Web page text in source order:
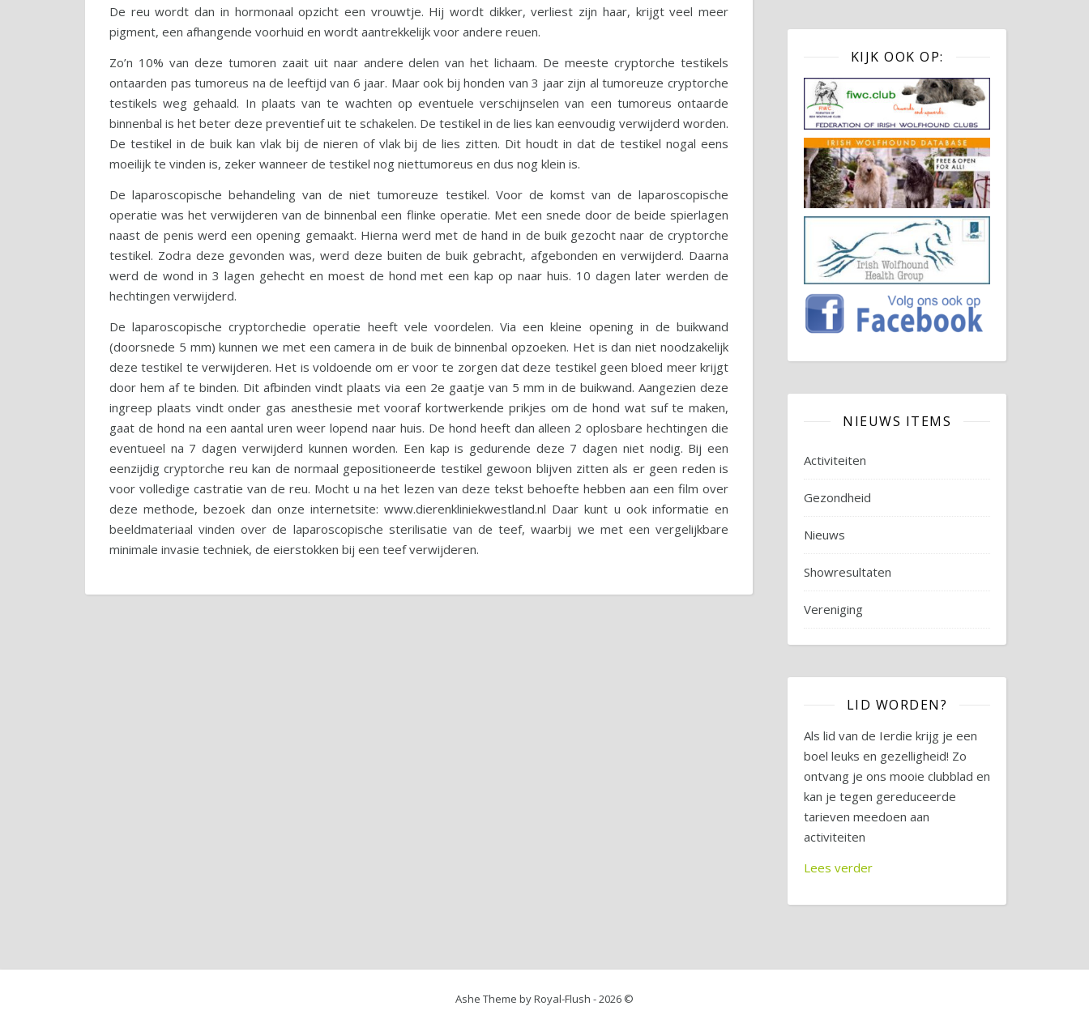
De reu wordt dan in hormonaal opzicht een vrouwtje. Hij wordt dikker, verliest zijn haar, krijgt veel meer
pigment, een afhangende voorhuid en wordt aantrekkelijk voor andere reuen.
Zo’n 10% van deze tumoren zaait uit naar andere delen van het lichaam. De meeste cryptorche testikels
ontaarden pas tumoreus na de leeftijd van 6 jaar. Maar ook bij honden van 3 jaar zijn al tumoreuze cryptorche
testikels weg gehaald. In plaats van te wachten op eventuele verschijnselen van een tumoreus ontaarde
binnenbal is het beter deze preventief uit te schakelen. De testikel in de lies kan eenvoudig verwijderd worden.
De testikel in de buik kan vlak bij de nieren of vlak bij de lies zitten. Dit houdt in dat de testikel nogal eens
moeilijk te vinden is, zeker wanneer de testikel nog niettumoreus en dus nog klein is.
De laparoscopische behandeling van de niet tumoreuze testikel. Voor de komst van de laparoscopische
operatie was het verwijderen van de binnenbal een flinke operatie. Met een snede door de beide spierlagen
naast de penis werd een opening gemaakt. Hierna werd met de hand in de buik gezocht naar de cryptorche
testikel. Zodra deze gevonden was, werd deze buiten de buik gebracht, afgebonden en verwijderd. Daarna
werd de wond in 3 lagen gehecht en moest de hond met een kap op naar huis. 10 dagen later werden de
hechtingen verwijderd.
De laparoscopische cryptorchedie operatie heeft vele voordelen. Via een kleine opening in de buikwand
(doorsnede 5 mm) kunnen we met een camera in de buik de binnenbal opzoeken. Het is dan niet noodzakelijk
deze testikel te verwijderen. Het is voldoende om er voor te zorgen dat deze testikel geen bloed meer krijgt
door hem af te binden. Dit afbinden vindt plaats via een 2e gaatje van 5 mm in de buikwand. Aangezien deze
ingreep plaats vindt onder gas anesthesie met vooraf kortwerkende prikjes om de hond wat suf te maken,
gaat de hond na een aantal uren weer lopend naar huis. De hond heeft dan alleen 2 oplosbare hechtingen die
eventueel na 7 dagen verwijderd kunnen worden. Een kap is gedurende deze 7 dagen niet nodig. Bij een
eenzijdig cryptorche reu kan de normaal gepositioneerde testikel gewoon blijven zitten als er geen reden is
voor volledige castratie van de reu. Mocht u na het lezen van deze tekst behoefte hebben aan een film over
deze methode, bezoek dan onze internetsite: www.dierenkliniekwestland.nl Daar kunt u ook informatie en
beeldmateriaal vinden over de laparoscopische sterilisatie van de teef, waarbij we met een vergelijkbare
minimale invasie techniek, de eierstokken bij een teef verwijderen.
KIJK OOK OP:
NIEUWS ITEMS
Activiteiten
Gezondheid
Nieuws
Showresultaten
Vereniging
LID WORDEN?
Als lid van de Ierdie krijg je een
boel leuks en gezelligheid! Zo
ontvang je ons mooie clubblad en
kan je tegen gereduceerde
tarieven meedoen aan
activiteiten
Lees verder
Ashe Theme by Royal-Flush - 2026 ©